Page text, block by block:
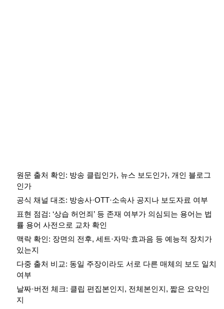
원문 출처 확인: 방송 클립인가, 뉴스 보도인가, 개인 블로그
인가
공식 채널 대조: 방송사·OTT·소속사 공지나 보도자료 여부
표현 점검: ‘상습 허언죄’ 등 존재 여부가 의심되는 용어는 법
률 용어 사전으로 교차 확인
맥락 확인: 장면의 전후, 세트·자막·효과음 등 예능적 장치가
있는지
다중 출처 비교: 동일 주장이라도 서로 다른 매체의 보도 일치
여부
날짜·버전 체크: 클립 편집본인지, 전체본인지, 짧은 요약인
지